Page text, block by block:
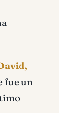
fue un